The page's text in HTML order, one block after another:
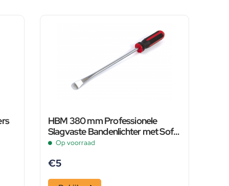
HBM 380 mm Professionele
Slagvaste Bandenlichter met Soft
GripOp voorraad
€5